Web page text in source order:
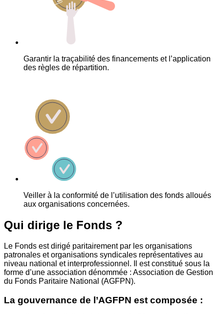
Garantir la traçabilité des financements et l’application
des règles de répartition.
Veiller à la conformité de l’utilisation des fonds alloués
aux organisations concernées.
Qui dirige le Fonds ?
Le Fonds est dirigé paritairement par les organisations
patronales et organisations syndicales représentatives au
niveau national et interprofessionnel. Il est constitué sous la
forme d’une association dénommée : Association de Gestion
du Fonds Paritaire National (AGFPN).
La gouvernance de l’AGFPN est composée :